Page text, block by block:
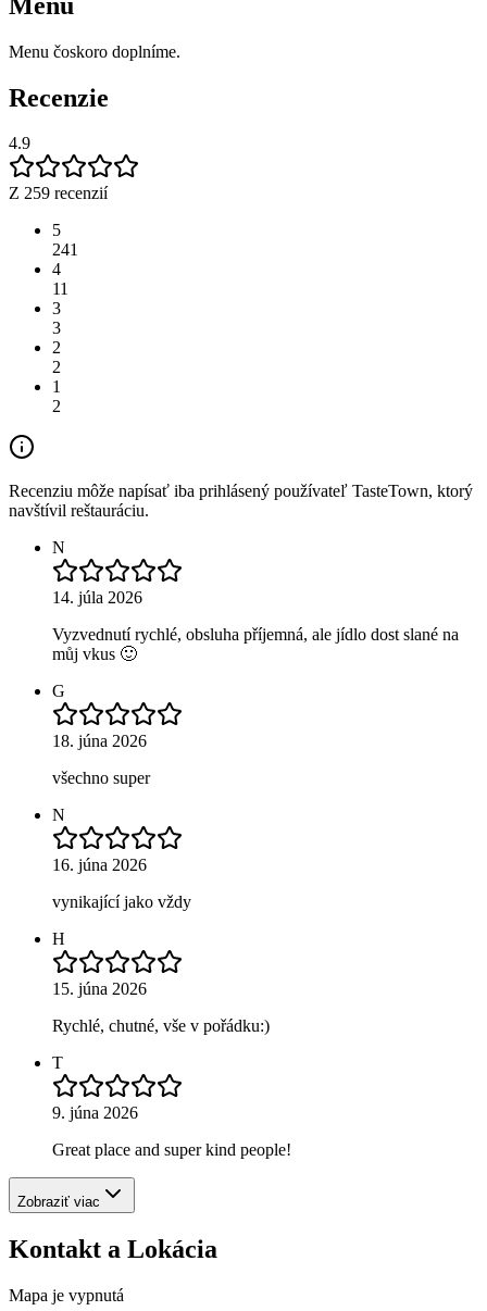
Menu čoskoro doplníme.
Recenzie
4.9
Z 259 recenzií
5
241
4
11
3
3
2
2
1
2
Recenziu môže napísať iba prihlásený používateľ TasteTown, ktorý
navštívil reštauráciu.
N
14. júla 2026
Vyzvednutí rychlé, obsluha příjemná, ale jídlo dost slané na
můj vkus 🙂
G
18. júna 2026
všechno super
N
16. júna 2026
vynikající jako vždy
H
15. júna 2026
Rychlé, chutné, vše v pořádku:)
T
9. júna 2026
Great place and super kind people!
Zobraziť viac
Kontakt a Lokácia
Mapa je vypnutá